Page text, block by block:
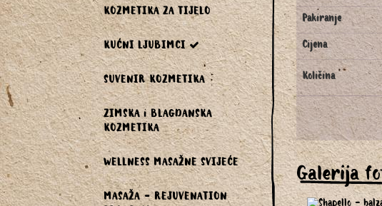
KOZMETIKA ZA TIJELO
KUĆNI LJUBIMCI
SUVENIR KOZMETIKA
ZIMSKA i BLAGDANSKA
KOZMETIKA
WELLNESS MASAŽNE SVIJEĆE
MASAŽA - REJUVENATION
Pakiranje
Cijena
Količina
Galerija